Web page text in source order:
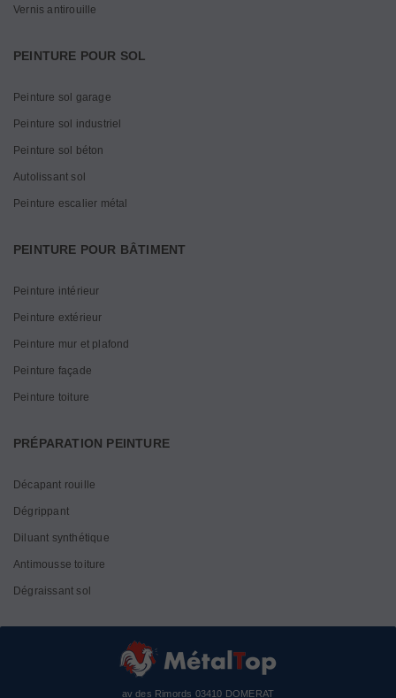
Vernis antirouille
PEINTURE POUR SOL
Peinture sol garage
Peinture sol industriel
Peinture sol béton
Autolissant sol
Peinture escalier métal
PEINTURE POUR BÂTIMENT
Peinture intérieur
Peinture extérieur
Peinture mur et plafond
Peinture façade
Peinture toiture
PRÉPARATION PEINTURE
Décapant rouille
Dégrippant
Diluant synthétique
Antimousse toiture
Dégraissant sol
av des Rimords 03410 DOMERAT